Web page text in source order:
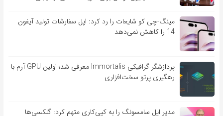
مینگ-چی کو شایعات را رد کرد: اپل سفارشات تولید آیفون
14 را کاهش نمی‌دهد
پردازشگر گرافیکی Immortalis معرفی شد؛ اولین GPU آرم با
رهگیری پرتو سخت‌افزاری
مدیر اپل سامسونگ را به کپی‌کاری متهم کرد: گلکسی‌ها